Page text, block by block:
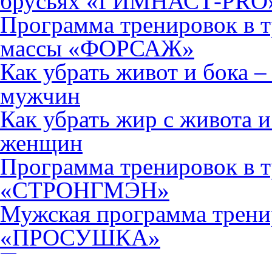
Программа тренировок в
массы «ФОРСАЖ»
Как убрать живот и бока
мужчин
Как убрать жир с живота
женщин
Программа тренировок в
«СТРОНГМЭН»
Мужская программа
«ПРОСУШКА»